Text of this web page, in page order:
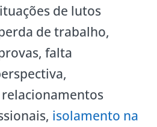
de lutos
de trabalho,
falta
isolamento na